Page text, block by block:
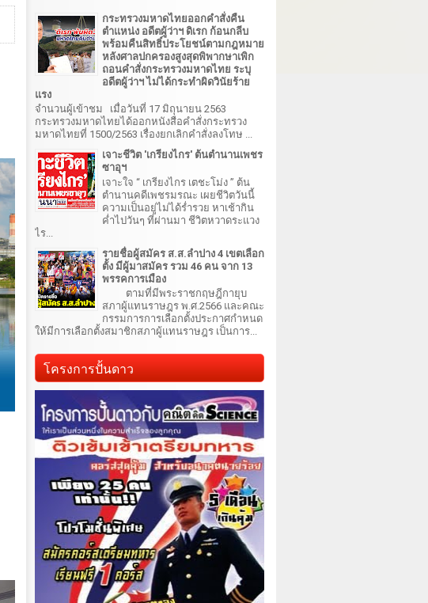
กระทรวงมหาดไทยออกคำสั่งคืน
ตำแหน่ง อดีตผู้ว่าฯ ดิเรก ก้อนกลีบ
พร้อมคืนสิทธิ์ประโยชน์ตามกฎหมาย
หลังศาลปกครองสูงสุดพิพากษาเพิก
ถอนคำสั่งกระทรวงมหาดไทย ระบุ
อดีตผู้ว่าฯ ไม่ได้กระทำผิดวินัยร้าย
แรง
จำนวนผู้เข้าชม เมื่อวันที่ 17 มิถุนายน 2563
กระทรวงมหาดไทยได้ออกหนังสือคำสั่งกระทรวง
มหาดไทยที่ 1500/2563 เรื่องยกเลิกคำสั่งลงโทษ ...
เจาะชีวิต 'เกรียงไกร' ต้นตำนานเพชร
ซาอุฯ
เจาะใจ “ เกรียงไกร เตชะโม่ง ” ต้น
ตำนานคดีเพชรมรณะ เผยชีวิตวันนี้
ความเป็นอยู่ไม่ได้ร่ำรวย หาเช้ากิน
ค่ำไปวันๆ ที่ผ่านมา ชีวิตหวาดระแวง
ไร...
รายชื่อผู้สมัคร ส.ส.ลำปาง 4 เขตเลือก
ตั้ง มีผู้มาสมัคร รวม 46 คน จาก 13
พรรคการเมือง
ตามที่มีพระราชกฤษฎีกายุบ
สภาผู้แทนราษฎร พ.ศ.2566 และคณะ
กรรมการการเลือกตั้งประกาศกำหนด
ให้มีการเลือกตั้งสมาชิกสภาผู้แทนราษฎร เป็นการ...
โครงการปั้นดาว